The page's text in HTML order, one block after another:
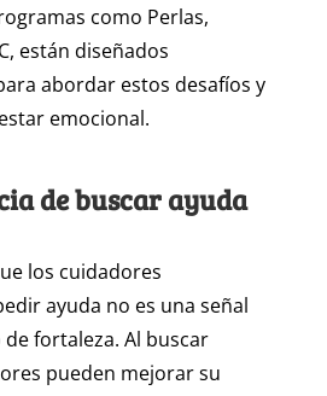
como Perlas,
están diseñados
abordar estos desafíos y
emocional.
de buscar ayuda
los cuidadores
ayuda no es una señal
fortaleza. Al buscar
pueden mejorar su